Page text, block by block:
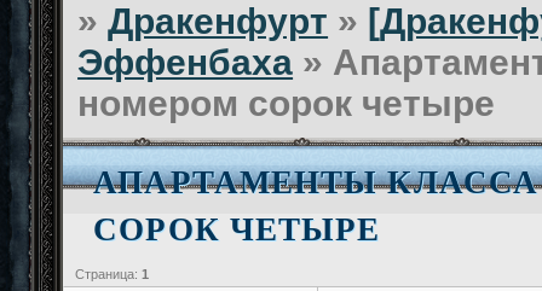
»Дракенфурт »
Эффенбаха »
номером сорок четыре
АПАРТАМЕНТЫ
СОРОК ЧЕТЫРЕ
Страница: 1